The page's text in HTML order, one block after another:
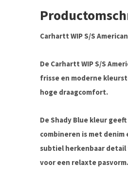
Carhartt WIP S/S
De Carhartt WIP S/S
frisse en moderne
hoge draagcomfort.
De Shady Blue kleur
combineren is met
subtiel herkenbaar
voor een relaxte pasvorm.